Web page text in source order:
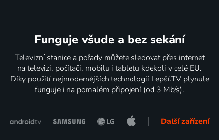
Funguje všude a bez sekání
Televizní stanice a pořady můžete sledovat přes internet
na televizi, počítači, mobilu i tabletu kdekoli v celé EU.
Díky použití nejmodernějších technologií Lepší.TV plynule
funguje i na pomalém připojení (od 3 Mb/s).
Další zařízení